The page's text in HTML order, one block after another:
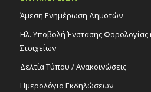
Άμεση Ενημέρωση Δημοτών
Ηλ. Υποβολή Ένστασης
Στοιχείων
Δελτία Τύπου / Ανακοινώσεις
Ημερολόγιο Εκδηλώσεων